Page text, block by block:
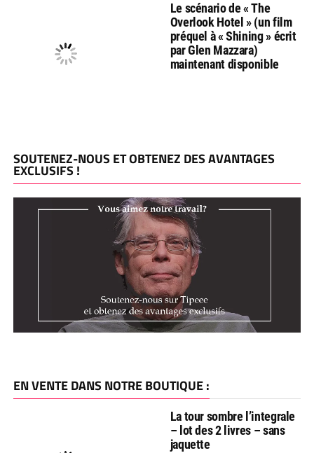
Le scénario de « The
Overlook Hotel » (un film
préquel à « Shining » écrit
par Glen Mazzara)
maintenant disponible
SOUTENEZ-NOUS ET OBTENEZ DES AVANTAGES
EXCLUSIFS !
EN VENTE DANS NOTRE BOUTIQUE :
La tour sombre l’integrale
– lot des 2 livres – sans
jaquette